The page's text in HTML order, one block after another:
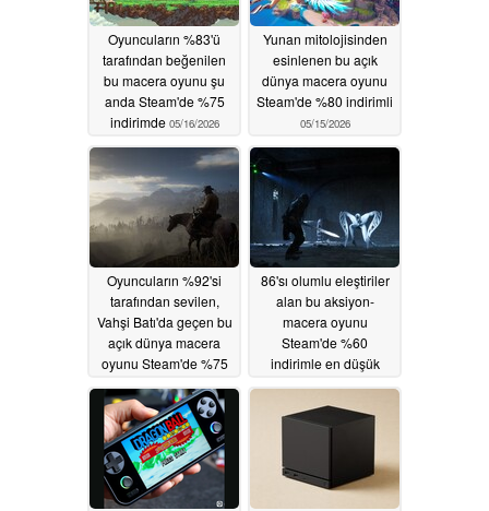
Oyuncuların %83'ü
tarafından beğenilen
bu macera oyunu şu
anda Steam'de %75
indirimde 05/16/2026
Yunan mitolojisinden
esinlenen bu açık
dünya macera oyunu
Steam'de %80 indirimli
05/15/2026
Oyuncuların %92'si
tarafından sevilen,
Vahşi Batı'da geçen bu
açık dünya macera
oyunu Steam'de %75
indirimde05/14/2026
86'sı olumlu eleştiriler
alan bu aksiyon-
macera oyunu
Steam'de %60
indirimle en düşük
fiyatına ulaştı05/13/2026